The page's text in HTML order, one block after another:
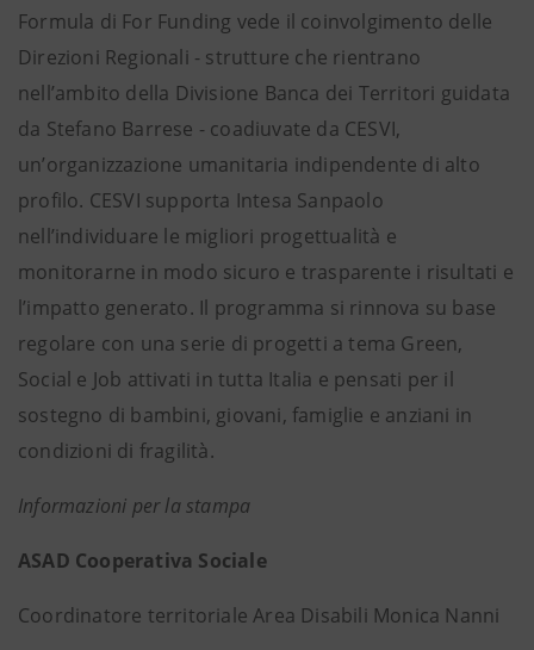
Formula di For Funding vede il coinvolgimento delle
Direzioni Regionali - strutture che rientrano
nell’ambito della Divisione Banca dei Territori guidata
da Stefano Barrese - coadiuvate da CESVI,
un’organizzazione umanitaria indipendente di alto
profilo. CESVI supporta Intesa Sanpaolo
nell’individuare le migliori progettualità e
monitorarne in modo sicuro e trasparente i risultati e
l’impatto generato. Il programma si rinnova su base
regolare con una serie di progetti a tema Green,
Social e Job attivati in tutta Italia e pensati per il
sostegno di bambini, giovani, famiglie e anziani in
condizioni di fragilità.
Informazioni per la stampa
ASAD Cooperativa Sociale
Coordinatore territoriale Area Disabili Monica Nanni